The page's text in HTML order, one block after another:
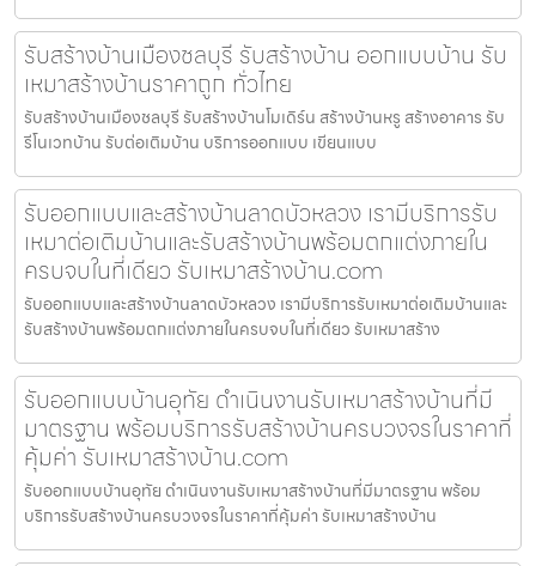
รับสร้างบ้านเมืองชลบุรี รับสร้างบ้าน ออกแบบบ้าน รับ
เหมาสร้างบ้านราคาถูก ทั่วไทย
รับสร้างบ้านเมืองชลบุรี รับสร้างบ้านโมเดิร์น สร้างบ้านหรู สร้างอาคาร รับ
รีโนเวทบ้าน รับต่อเติมบ้าน บริการออกแบบ เขียนแบบ
รับออกแบบและสร้างบ้านลาดบัวหลวง เรามีบริการรับ
เหมาต่อเติมบ้านและรับสร้างบ้านพร้อมตกแต่งภายใน
ครบจบในที่เดียว รับเหมาสร้างบ้าน.com
รับออกแบบและสร้างบ้านลาดบัวหลวง เรามีบริการรับเหมาต่อเติมบ้านและ
รับสร้างบ้านพร้อมตกแต่งภายในครบจบในที่เดียว รับเหมาสร้าง
รับออกแบบบ้านอุทัย ดำเนินงานรับเหมาสร้างบ้านที่มี
มาตรฐาน พร้อมบริการรับสร้างบ้านครบวงจรในราคาที่
คุ้มค่า รับเหมาสร้างบ้าน.com
รับออกแบบบ้านอุทัย ดำเนินงานรับเหมาสร้างบ้านที่มีมาตรฐาน พร้อม
บริการรับสร้างบ้านครบวงจรในราคาที่คุ้มค่า รับเหมาสร้างบ้าน